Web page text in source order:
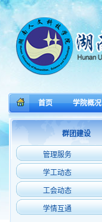
首页 学院概况
群团建设
管理服务
学工动态
工会动态
学情互通